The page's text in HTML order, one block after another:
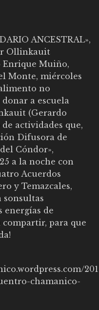
ANCESTRAL»,
Ollinkauit
Enrique Muiño,
Monte, miércoles
no
a escuela
(Gerardo
actividades que,
Difusora de
Cóndor»,
a la noche con
Acuerdos
y Temazcales,
sonsultas
energías de
compartir, para que
chamanico-